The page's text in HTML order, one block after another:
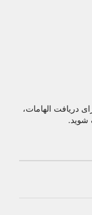
دریافت الهامات،
شوید.